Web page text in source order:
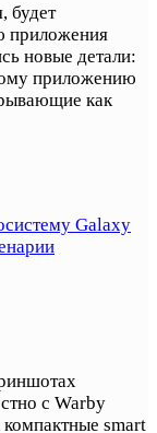
будет
приложения
новые детали:
приложению
как
Galaxy
с Warby
smart